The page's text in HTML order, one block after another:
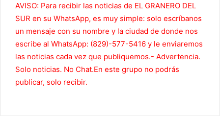
AVISO: Para recibir las noticias de EL GRANERO DEL
SUR en su WhatsApp, es muy simple: solo escríbanos
un mensaje con su nombre y la ciudad de donde nos
escribe al WhatsApp: (829)-577-5416 y le enviaremos
las noticias cada vez que publiquemos.- Advertencia.
Solo noticias. No Chat.En este grupo no podrás
publicar, solo recibir.